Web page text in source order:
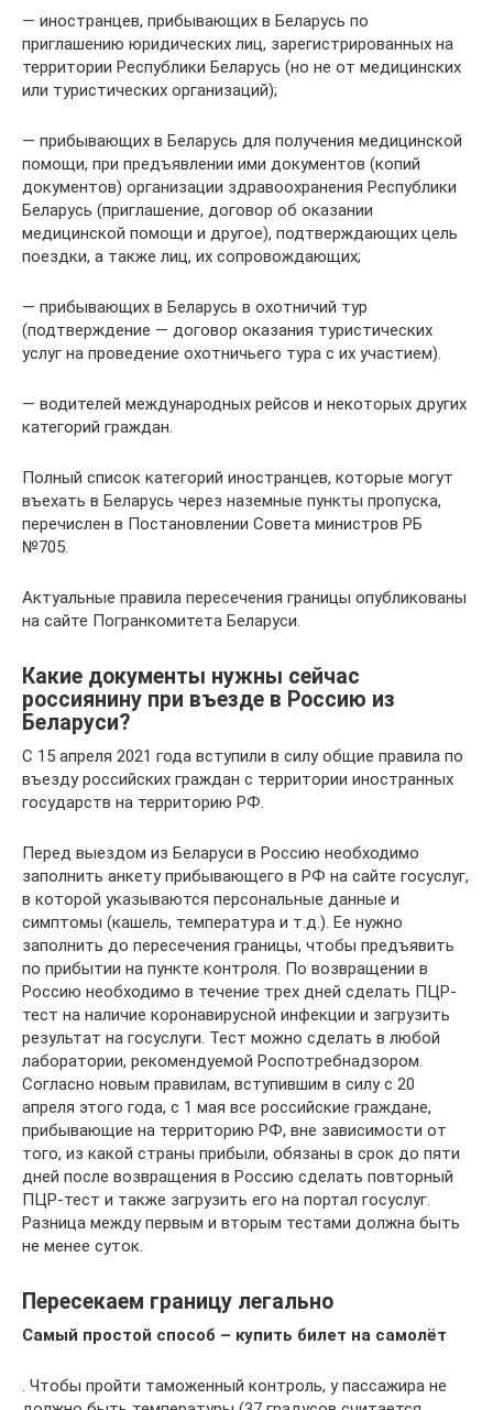
— иностранцев, прибывающих в Беларусь по
приглашению юридических лиц, зарегистрированных на
территории Республики Беларусь (но не от медицинских
или туристических организаций);
— прибывающих в Беларусь для получения медицинской
помощи, при предъявлении ими документов (копий
документов) организации здравоохранения Республики
Беларусь (приглашение, договор об оказании
медицинской помощи и другое), подтверждающих цель
поездки, а также лиц, их сопровождающих;
— прибывающих в Беларусь в охотничий тур
(подтверждение — договор оказания туристических
услуг на проведение охотничьего тура с их участием).
— водителей международных рейсов и некоторых других
категорий граждан.
Полный список категорий иностранцев, которые могут
въехать в Беларусь через наземные пункты пропуска,
перечислен в Постановлении Совета министров РБ
№705.
Актуальные правила пересечения границы опубликованы
на сайте Погранкомитета Беларуси.
Какие документы нужны сейчас
россиянину при въезде в Россию из
Беларуси?
С 15 апреля 2021 года вступили в силу общие правила по
въезду российских граждан с территории иностранных
государств на территорию РФ.
Перед выездом из Беларуси в Россию необходимо
заполнить анкету прибывающего в РФ на сайте госуслуг,
в которой указываются персональные данные и
симптомы (кашель, температура и т.д.). Ее нужно
заполнить до пересечения границы, чтобы предъявить
по прибытии на пункте контроля. По возвращении в
Россию необходимо в течение трех дней сделать ПЦР-
тест на наличие коронавирусной инфекции и загрузить
результат на госуслуги. Тест можно сделать в любой
лаборатории, рекомендуемой Роспотребнадзором.
Согласно новым правилам, вступившим в силу с 20
апреля этого года, с 1 мая все российские граждане,
прибывающие на территорию РФ, вне зависимости от
того, из какой страны прибыли, обязаны в срок до пяти
дней после возвращения в Россию сделать повторный
ПЦР-тест и также загрузить его на портал гос­услуг.
Разница между первым и вторым тестами должна быть
не менее суток.
Пересекаем границу легально
Самый простой способ – купить билет на самолёт
. Чтобы пройти таможенный контроль, у пассажира не